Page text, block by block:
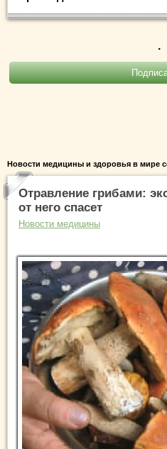
.
Новости медицины и здоровья в мире
Отравление грибами:
от него спасет
Новости медицины